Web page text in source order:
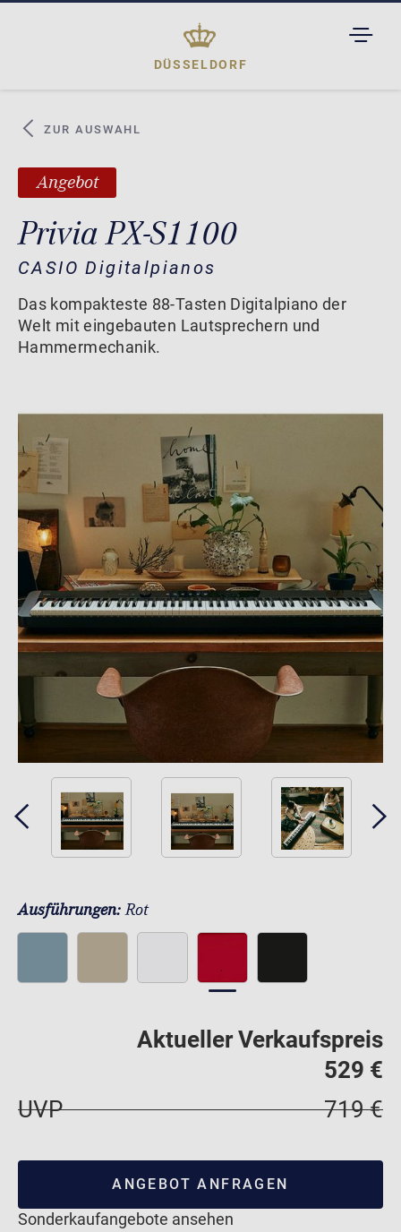
DÜSSELDORF
ZUR AUSWAHL
Angebot
Privia PX-S1100
CASIO Digitalpianos
Das kompakteste 88-Tasten Digitalpiano der
Welt mit eingebauten Lautsprechern und
Hammermechanik.
Ausführungen:Rot
Aktueller Verkaufspreis
529 €
UVP
719 €
ANGEBOT ANFRAGEN
Sonderkaufangebote ansehen